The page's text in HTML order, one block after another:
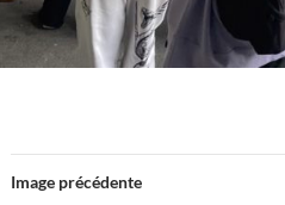
Image précédente